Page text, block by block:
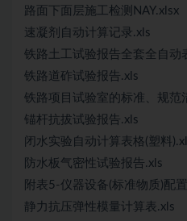
路面下面层施工检测NAY.xlsx
速凝剂自动计算记录.xls
铁路土工试验报告全套全自动
铁路道砟试验报告.xls
铁路项目试验室的标准、规范
锚杆抗拔试验报告.xls
闭水实验自动计算表格(塑料
防水板气密性试验报告.xls
附表5-仪器设备(标准物质)配
静力抗压弹性模量计算表.xls